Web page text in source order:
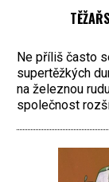
Ne příliš často
supertěžkých
na železnou
společnost